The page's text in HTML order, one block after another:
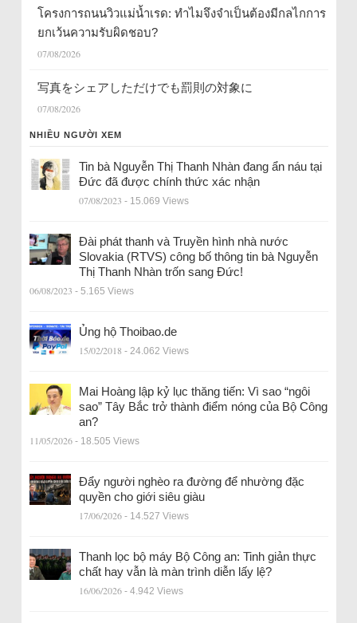
โครงการถนนวิวแม่น้ำเรด: ทำไมจึงจำเป็นต้องมีกลไกการ
ยกเว้นความรับผิดชอบ?
07/08/2026
写真をシェアしただけでも罰則の対象に
07/08/2026
NHIỀU NGƯỜI XEM
Tin bà Nguyễn Thị Thanh Nhàn đang ẩn náu tại
Đức đã được chính thức xác nhận
07/08/2023 - 15.069 Views
Đài phát thanh và Truyền hình nhà nước
Slovakia (RTVS) công bố thông tin bà Nguyễn
Thị Thanh Nhàn trốn sang Đức!
06/08/2023 - 5.165 Views
Ủng hộ Thoibao.de
15/02/2018 - 24.062 Views
Mai Hoàng lập kỷ lục thăng tiến: Vì sao “ngôi
sao” Tây Bắc trở thành điểm nóng của Bộ Công
an?
11/05/2026 - 18.505 Views
Đẩy người nghèo ra đường để nhường đặc
quyền cho giới siêu giàu
17/06/2026 - 14.527 Views
Thanh lọc bộ máy Bộ Công an: Tinh giản thực
chất hay vẫn là màn trình diễn lấy lệ?
16/06/2026 - 4.942 Views